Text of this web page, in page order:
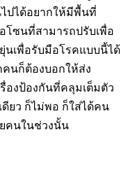
ปได้อยากให้มีพื้นที่
โซนที่สามารถปรับเพื่อ
นเพื่อรับมือโรคแบบนี้ได้
นก็ต้องบอกให้ส่ง
รื่องป้องกันที่คลุมเต็มตัว
ดียว ก็ไม่พอ ก็ใส่ได้คน
คนในช่วงนั้น